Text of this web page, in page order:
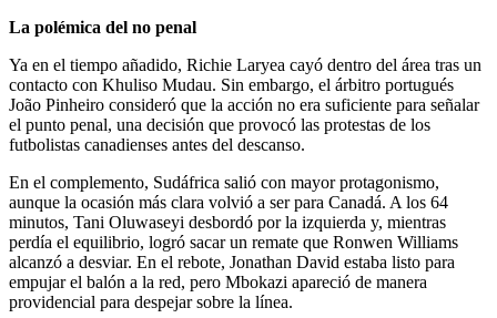
La polémica del no penal
Ya en el tiempo añadido, Richie Laryea cayó dentro del área tras un
contacto con Khuliso Mudau. Sin embargo, el árbitro portugués
João Pinheiro consideró que la acción no era suficiente para señalar
el punto penal, una decisión que provocó las protestas de los
futbolistas canadienses antes del descanso.
En el complemento, Sudáfrica salió con mayor protagonismo,
aunque la ocasión más clara volvió a ser para Canadá. A los 64
minutos, Tani Oluwaseyi desbordó por la izquierda y, mientras
perdía el equilibrio, logró sacar un remate que Ronwen Williams
alcanzó a desviar. En el rebote, Jonathan David estaba listo para
empujar el balón a la red, pero Mbokazi apareció de manera
providencial para despejar sobre la línea.